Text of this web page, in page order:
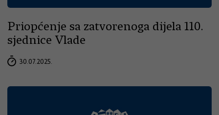
Priopćenje sa zatvorenoga dijela 110.
sjednice Vlade
30.07.2025.